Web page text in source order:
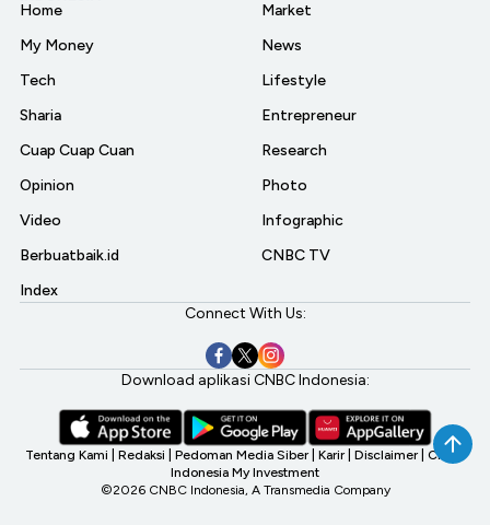
Home
My Money
Tech
Sharia
Cuap Cuap Cuan
Opinion
Video
Berbuatbaik.id
Index
Market
News
Lifestyle
Entrepreneur
Research
Photo
Infographic
CNBC TV
Connect With Us:
Download aplikasi CNBC Indonesia:
Tentang Kami Redaksi Pedoman Media Siber Karir Disclaimer CNBC
Indonesia My Investment
©2026 CNBC Indonesia, A Transmedia Company